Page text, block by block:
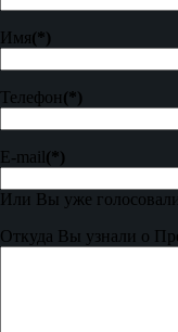
Имя(*)
Телефон(*)
E-mail(*)
Или Вы уже
Откуда Вы узнали о